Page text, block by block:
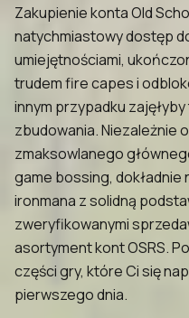
Zakupienie konta Old
natychmiastowy dostęp
umiejętnościami,
trudem fire capes i
innym przypadku
zbudowania. Niezależnie
zmaksowlanego
game bossing,
ironmana z solidną
zweryfikowanymi
asortyment kont OSRS.
części gry, które Ci się
pierwszego dnia.